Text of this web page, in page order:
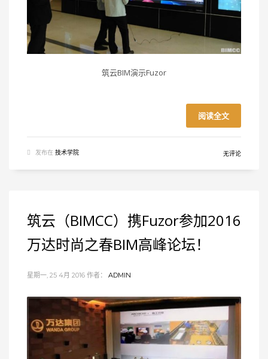
筑云BIM演示Fuzor
阅读全文
发布在 技术学院 无评论
筑云（BIMCC）携Fuzor参加2016
万达时尚之春BIM高峰论坛！
星期一, 25 4月 2016 作者： ADMIN